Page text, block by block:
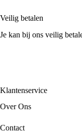
Veilig betalen
Je kan bij ons veilig
Klantenservice
Over Ons
Contact